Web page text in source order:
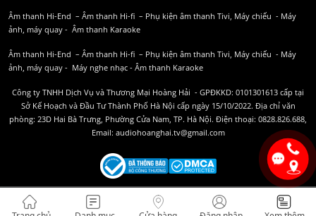
Âm thanh Hi-End – Âm thanh Hi-fi – Phụ kiện âm thanh Tivi, Máy chiếu - Máy
ảnh, máy quay - Âm thanh Karaoke
Âm thanh Hi-End – Âm thanh Hi-fi – Phụ kiện âm thanh Tivi, Máy chiếu - Máy
ảnh, máy quay - Máy nghe nhạc - Âm thanh Karaoke
Công ty TNHH Dịch Vụ và Thương Mại Hoàng Hải - GPĐKKD: 0101301613 cấp tại
Sở Kế Hoạch và Đầu Tư Thành Phố Hà Nội cấp ngày 15/10/2022. Địa chỉ văn
phòng: 23D Hai Bà Trưng, Phường Cửa Nam, TP. Hà Nội. Điện thoại: 0828.826.688,
Email: audiohoanghai.tv@gmail.com